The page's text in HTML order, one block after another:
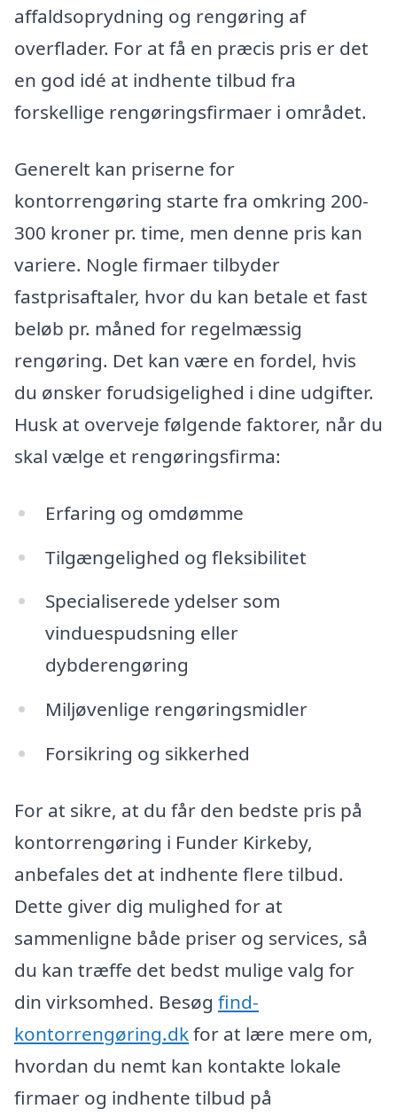
affaldsoprydning og rengøring af
overflader. For at få en præcis pris er det
en god idé at indhente tilbud fra
forskellige rengøringsfirmaer i området.
Generelt kan priserne for
kontorrengøring starte fra omkring 200-
300 kroner pr. time, men denne pris kan
variere. Nogle firmaer tilbyder
fastprisaftaler, hvor du kan betale et fast
beløb pr. måned for regelmæssig
rengøring. Det kan være en fordel, hvis
du ønsker forudsigelighed i dine udgifter.
Husk at overveje følgende faktorer, når du
skal vælge et rengøringsfirma:
Erfaring og omdømme
Tilgængelighed og fleksibilitet
Specialiserede ydelser som
vinduespudsning eller
dybderengøring
Miljøvenlige rengøringsmidler
Forsikring og sikkerhed
For at sikre, at du får den bedste pris på
kontorrengøring i Funder Kirkeby,
anbefales det at indhente flere tilbud.
Dette giver dig mulighed for at
sammenligne både priser og services, så
du kan træffe det bedst mulige valg for
din virksomhed. Besøg find-
kontorrengøring.dkfor at lære mere om,
hvordan du nemt kan kontakte lokale
firmaer og indhente tilbud på